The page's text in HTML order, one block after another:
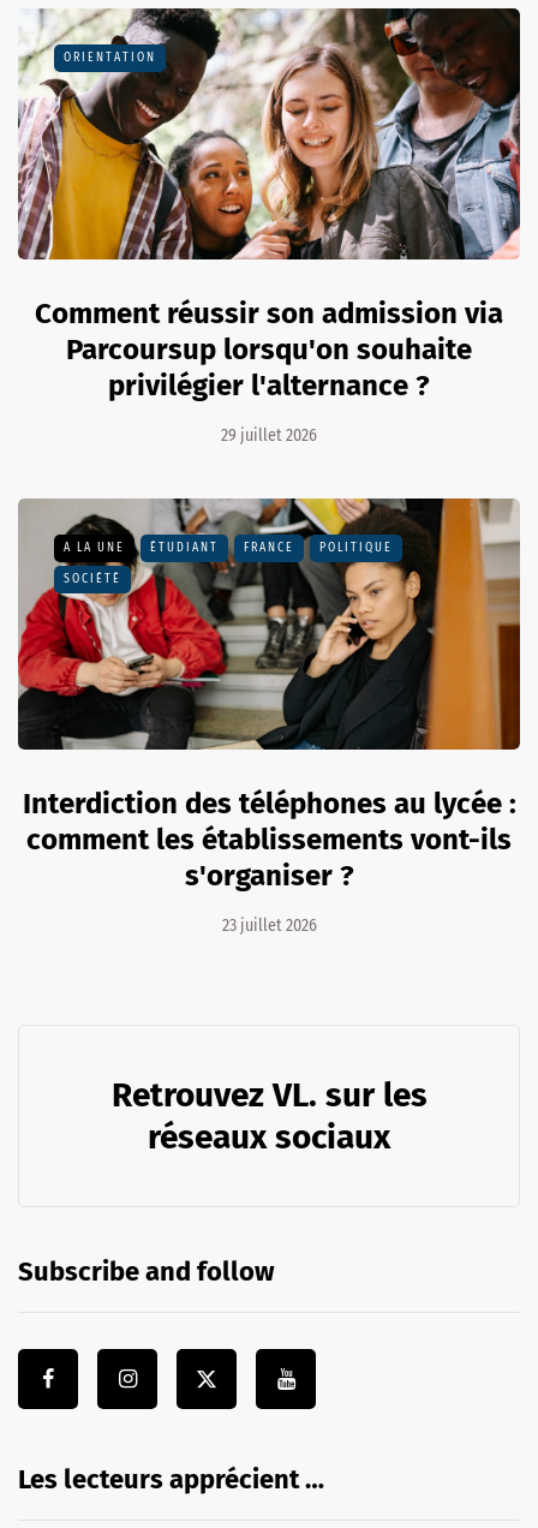
ORIENTATION
Comment réussir son admission via
Parcoursup lorsqu'on souhaite
privilégier l'alternance ?
29 juillet 2026
A LA UNE ÉTUDIANT FRANCE POLITIQUE
SOCIÉTÉ
Interdiction des téléphones au lycée :
comment les établissements vont-ils
s'organiser ?
23 juillet 2026
Retrouvez VL. sur les
réseaux sociaux
Subscribe and follow
Les lecteurs apprécient …